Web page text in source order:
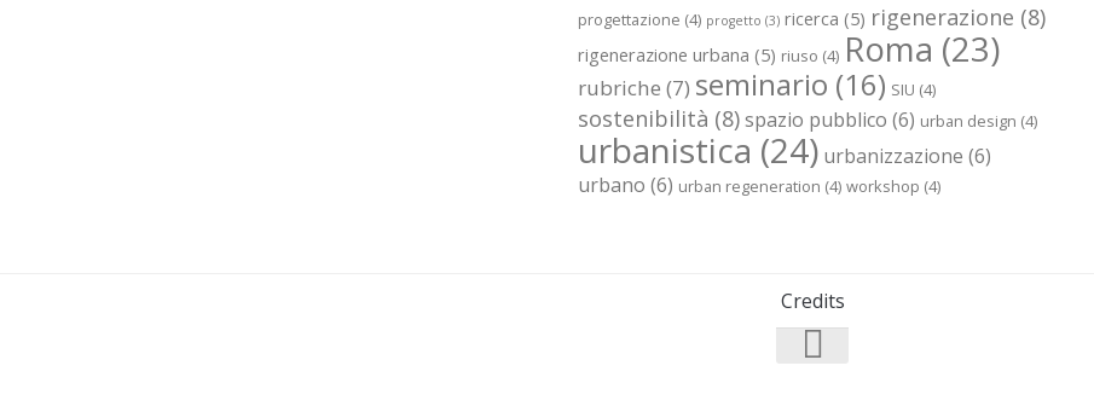
progettazione (4) progetto (3) ricerca (5) rigenerazione (8)
rigenerazione urbana (5) riuso (4) Roma (23)
rubriche (7) seminario (16) SIU (4)
sostenibilità (8)spazio pubblico (6) urban design (4)
urbanistica (24) urbanizzazione (6)
urbano (6) urban regeneration (4) workshop (4)
Credits